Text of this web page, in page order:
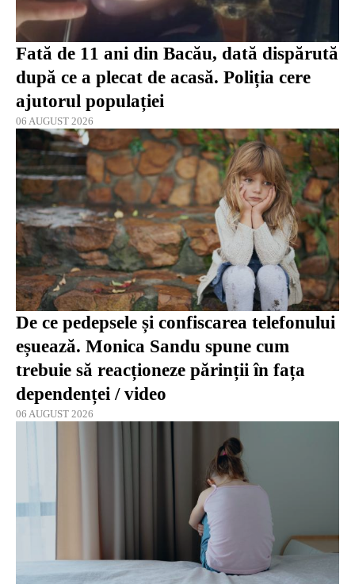
Fată de 11 ani din Bacău, dată dispărută
după ce a plecat de acasă. Poliția cere
ajutorul populației
06 AUGUST 2026
De ce pedepsele și confiscarea telefonului
eșuează. Monica Sandu spune cum
trebuie să reacționeze părinții în fața
dependenței / video
06 AUGUST 2026